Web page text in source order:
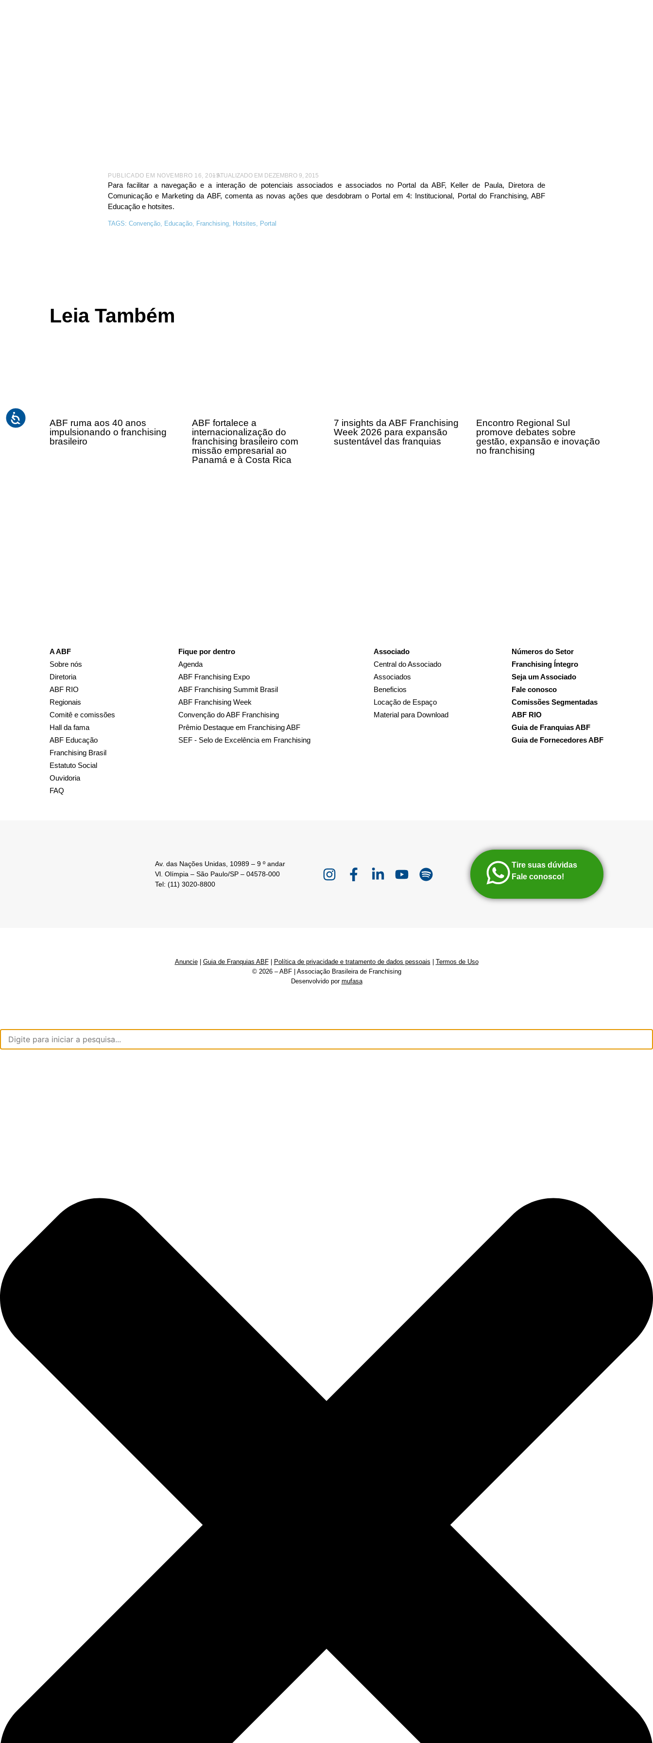
PUBLICADO EM NOVEMBRO 16, 2015– ATUALIZADO EM DEZEMBRO 9, 2015
Para facilitar a navegação e a interação de potenciais associados e associados no Portal da ABF, Keller de Paula, Diretora de
Comunicação e Marketing da ABF, comenta as novas ações que desdobram o Portal em 4: Institucional, Portal do Franchising, ABF
Educação e hotsites.
TAGS: Convenção, Educação, Franchising, Hotsites, Portal
Leia Também
ABF ruma aos 40 anos
impulsionando o franchising
brasileiro
ABF fortalece a
internacionalização do
franchising brasileiro com
missão empresarial ao
Panamá e à Costa Rica
7 insights da ABF Franchising
Week 2026 para expansão
sustentável das franquias
Encontro Regional Sul
promove debates sobre
gestão, expansão e inovação
no franchising
A ABF
Sobre nós
Diretoria
ABF RIO
Regionais
Comitê e comissões
Hall da fama
ABF Educação
Franchising Brasil
Estatuto Social
Ouvidoria
FAQ
Fique por dentro
Agenda
ABF Franchising Expo
ABF Franchising Summit Brasil
ABF Franchising Week
Convenção do ABF Franchising
Prêmio Destaque em Franchising ABF
SEF - Selo de Excelência em Franchising
Associado
Central do Associado
Associados
Beneficios
Locação de Espaço
Material para Download
Números do Setor
Franchising Íntegro
Seja um Associado
Fale conosco
Comissões Segmentadas
ABF RIO
Guia de Franquias ABF
Guia de Fornecedores ABF
Av. das Nações Unidas, 10989 – 9 º andar
Vl. Olímpia – São Paulo/SP – 04578-000
Tel: (11) 3020-8800
Tire suas dúvidas
Fale conosco!
Anuncie| Guia de Franquias ABF| Política de privacidade e tratamento de dados pessoais
Termos de Uso
© 2026 – ABF | Associação Brasileira de Franchising
Desenvolvido por mufasa